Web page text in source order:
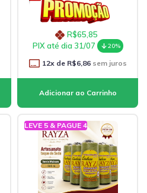
R$65,85
PIX até dia 31/07
20%
12x de R$6,86sem juros
LEVE 5 & PAGUE 4